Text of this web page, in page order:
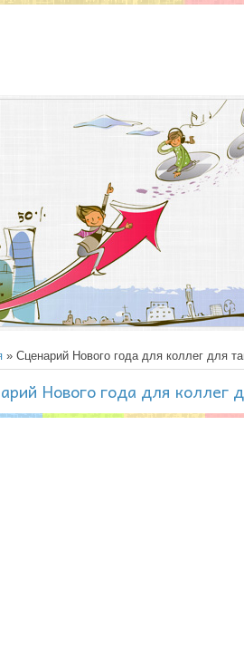
» Сценарий Нового года для коллег для
Нового года для коллег